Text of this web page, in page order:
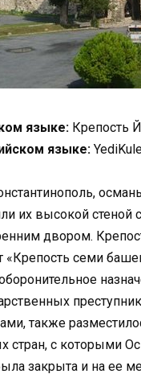
языке: Крепость
языке:
их высокой
двором.
«Крепость семи
также
стран, с которыми
закрыта и на ее